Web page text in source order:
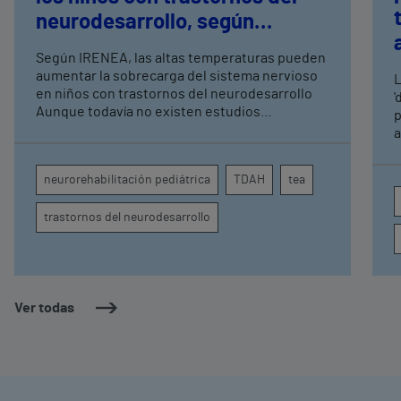
Ver todas
neurodesarrollo, según
neurorrehabilitación
pediátrica de Vithas
Según IRENEA, las altas temperaturas pueden
aumentar la sobrecarga del sistema nervioso
en niños con trastornos del neurodesarrollo
Aunque todavía no existen estudios
atención, la regulación emocional y la
conducta
neurorehabilitación pediátrica TDAH tea
trastornos del neurodesarrollo